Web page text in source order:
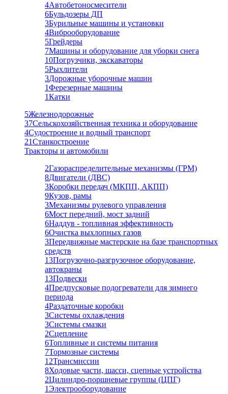
4Автобетоносмесители
6Бульдозеры ДП
3Бурильные машины и установки
4Виброоборудование
5Грейдеры
7Машины и оборудование для уборки снега
10Погрузчики, экскаваторы
5Рыхлители
3Дорожные уборочные машин
1Ферезерные машины
1Катки
5Железнодорожные
37Сельскохозяйственная техника и оборудование
4Судостроение и водный транспорт
21Станкостроение
Тракторы и автомобили
2Газораспределительные механизмы (ГРМ)
8Двигатели (ДВС)
3Коробки передач (МКПП, АКПП)
9Кузов, рамы
3Механизмы рулевого управления
6Мост передний, мост задний
6Наддув - топливная эффективность
6Очистка выхлопных газов
3Передвижные мастерские на базе транспортных
средств
13Погрузочно-разгрузочное оборудование,
автокраны
13Подвески
4Предпусковые подогреватели для зимнего
периода
4Раздаточные коробки
3Системы охлаждения
3Системы смазки
2Сцепление
6Топливные и системы питания
7Тормозные системы
12Трансмиссии
8Ходовые части, шасси, сцепные устройства
2Цилиндро-поршневые группы (ЦПГ)
1Электрооборудование